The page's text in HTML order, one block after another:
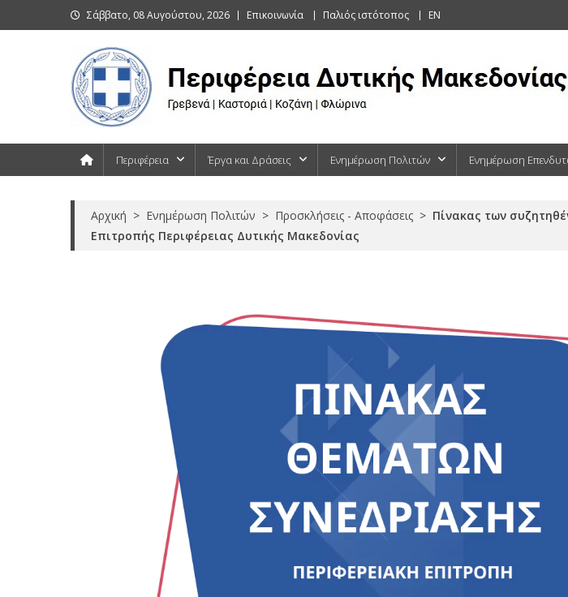
to
Σάββατο, 08 Αυγούστου, 2026 Επικοινωνία Παλιός ιστότοπος EN
Περιφέρεια Έργα και Δράσεις Ενημέρωση Πολιτών Ενημέρωση
Αρχική > Ενημέρωση Πολιτών > Προσκλήσεις - Αποφάσεις > Πίνακας των
Επιτροπής Περιφέρειας Δυτικής Μακεδονίας